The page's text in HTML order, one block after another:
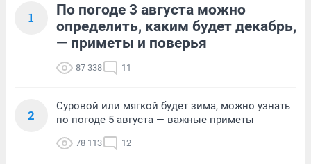
1
По погоде 3 августа можно
определить, каким будет декабрь,
— приметы и поверья
87 338 11
2
Суровой или мягкой будет зима, можно узнать
по погоде 5 августа — важные приметы
78 113 12